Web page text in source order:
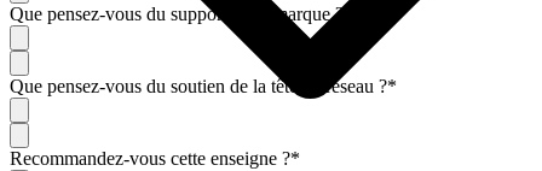
Que pensez-vous du support de la marque ?
Que pensez-vous du soutien de la tête de réseau ?*
Recommandez-vous cette enseigne ?*